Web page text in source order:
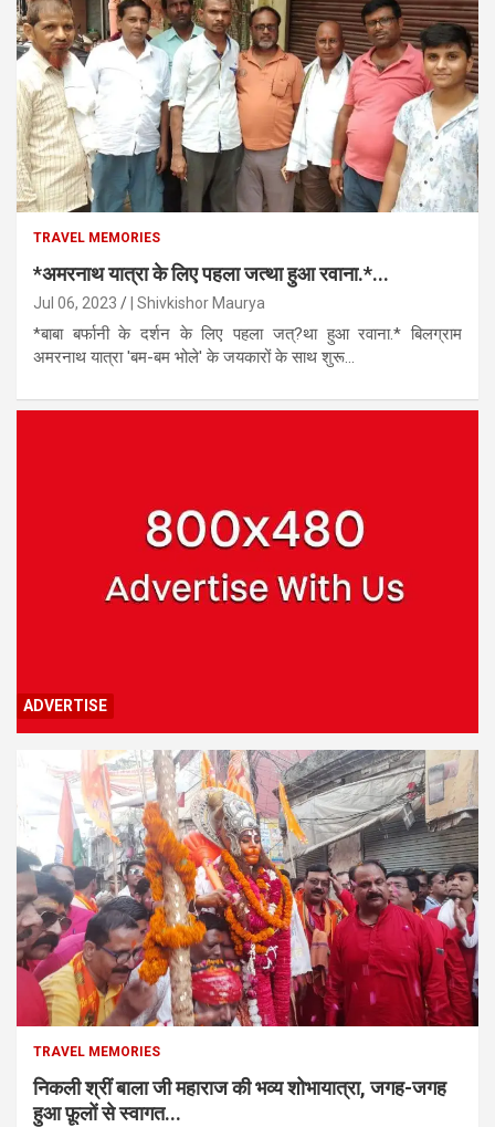
TRAVEL MEMORIES
*अमरनाथ यात्रा के लिए पहला जत्था हुआ रवाना.*...
Jul 06, 2023 | Shivkishor Maurya
*बाबा बर्फानी के दर्शन के लिए पहला जत्?था हुआ रवाना.* बिलग्राम
अमरनाथ यात्रा 'बम-बम भोले' के जयकारों के साथ शुरू...
ADVERTISE
TRAVEL MEMORIES
निकली श्रीं बाला जी महाराज की भव्य शोभायात्रा, जगह-जगह
हुआ फ़ूलों से स्वागत...